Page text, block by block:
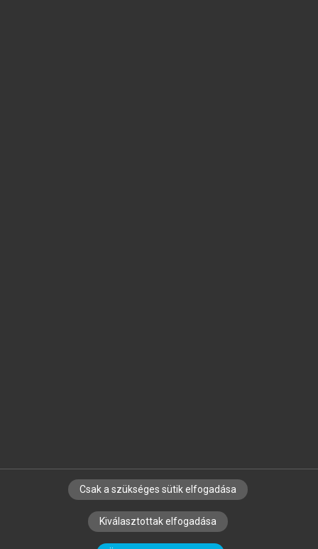
SZERZŐKNEK CÉGEKNEK KÖNYVTÁROSOKNAK
SZERKESZTÉSI ÉS LEKTORÁLÁSI ALAPELVEK
Csak a szükséges sütik elfogadása
Kiválasztottak elfogadása